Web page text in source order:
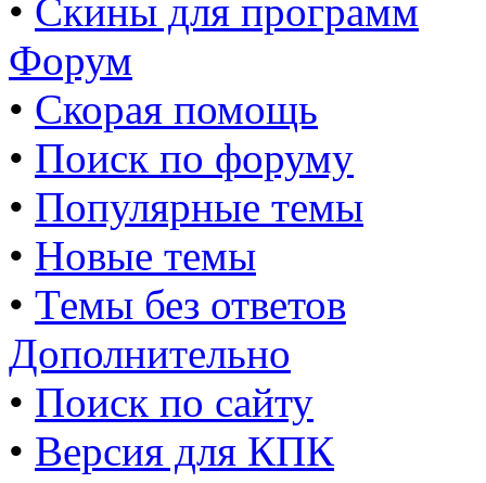
• Скины для программ
Форум
• Скорая помощь
• Поиск по форуму
• Популярные темы
• Новые темы
• Темы без ответов
Дополнительно
• Поиск по сайту
• Версия для КПК